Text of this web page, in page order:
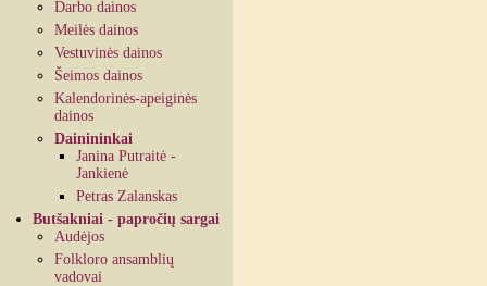
Darbo dainos
Meilės dainos
Vestuvinės dainos
Šeimos dainos
Kalendorinės-apeiginės
dainos
Dainininkai
Janina Putraitė -
Jankienė
Petras Zalanskas
Butšakniai - papročių sargai
Audėjos
Folkloro ansamblių
vadovai